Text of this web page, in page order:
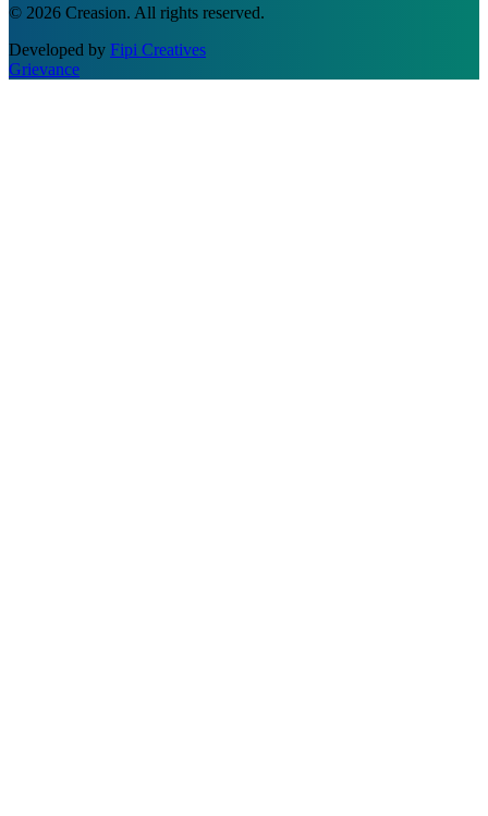
© 2026 Creasion. All rights reserved.
Developed by Fipi Creatives
Grievance